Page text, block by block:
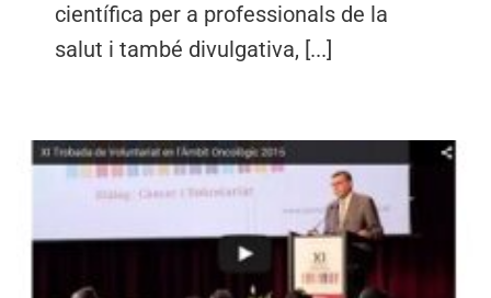
científica per a professionals de la
salut i també divulgativa, [...]